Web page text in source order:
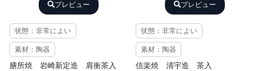
プレビュー
状態：非常によい
素材：陶器
膳所焼 岩崎新定造 肩衝茶入
プレビュー
状態：非常によい
素材：陶器
信楽焼 清宇造 茶入